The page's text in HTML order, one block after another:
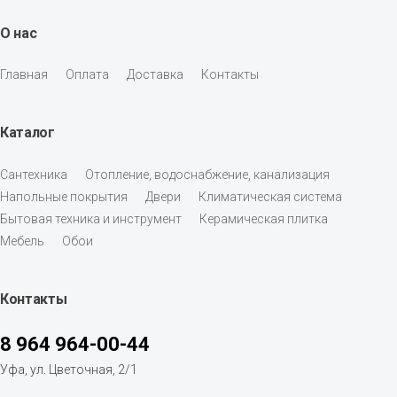
О нас
Главная Оплата Доставка Контакты
Каталог
Сантехника
Отопление, водоснабжение, канализация
Напольные покрытия
Двери
Климатическая система
Бытовая техника и инструмент
Керамическая плитка
Мебель
Обои
Контакты
8 964 964-00-44
Уфа, ул. Цветочная, 2/1